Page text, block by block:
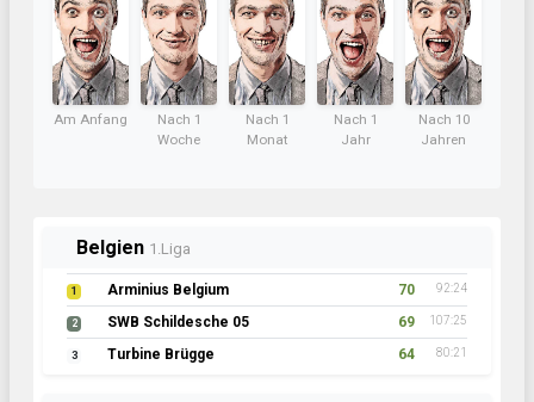
Am Anfang
Nach 1
Woche
Nach 1
Monat
Nach 1
Jahr
Nach 10
Jahren
Belgien 1.Liga
1 Arminius Belgium 70 92:24
2 SWB Schildesche 05 69 107:25
3 Turbine Brügge 64 80:21